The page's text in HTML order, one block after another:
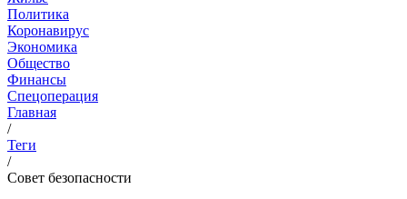
Политика
Коронавирус
Экономика
Общество
Финансы
Спецоперация
Главная
/
Теги
/
Совет безопасности